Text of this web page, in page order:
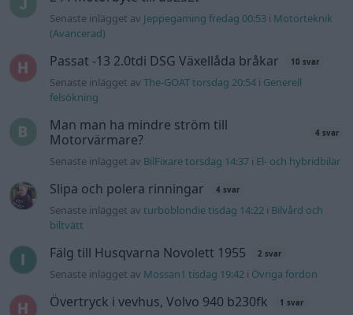
Senaste inlägget av Jeppegaming fredag 00:53 i Motorteknik
(Avancerad)
Passat -13 2.0tdi DSG Växellåda bråkar 10 svar
Senaste inlägget avThe-GOAT torsdag 20:54 i Generell
felsökning
Man man ha mindre ström till
Motorvärmare?
4 svar
Senaste inlägget av BilFixare torsdag 14:37 i El- och hybridbilar
Slipa och polera rinningar 4 svar
Senaste inlägget avturboblondie tisdag 14:22 i Bilvård och
biltvätt
Fälg till Husqvarna Novolett 1955 2 svar
Senaste inlägget av Mossan1 tisdag 19:42 i Övriga fordon
Övertryck i vevhus, Volvo 940 b230fk 1 svar